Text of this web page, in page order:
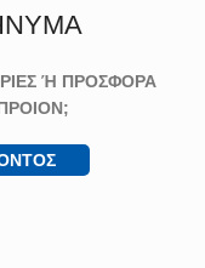
Ή ΠΡΟΣΦΟΡΑ